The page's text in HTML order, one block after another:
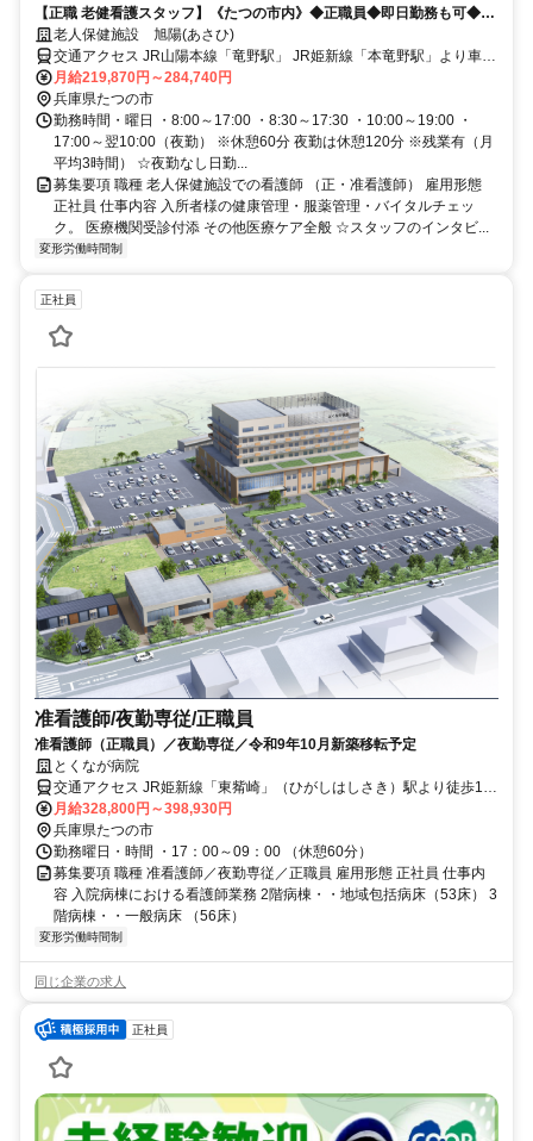
【正職 老健看護スタッフ】《たつの市内》◆正職員◆即日勤務も可◆賞
与4.2ヶ月◆託児所完備
老人保健施設 旭陽(あさひ)
交通アクセス JR山陽本線「竜野駅」 JR姫新線「本竜野駅」より車で
10分
月給219,870円～284,740円
兵庫県たつの市
勤務時間・曜日 ・8:00～17:00 ・8:30～17:30 ・10:00～19:00 ・
17:00～翌10:00（夜勤） ※休憩60分 夜勤は休憩120分 ※残業有（月
平均3時間） ☆夜勤なし日勤...
募集要項 職種 老人保健施設での看護師 （正・准看護師） 雇用形態
正社員 仕事内容 入所者様の健康管理・服薬管理・バイタルチェッ
ク。 医療機関受診付添 その他医療ケア全般 ☆スタッフのインタビ...
変形労働時間制
正社員
准看護師/夜勤専従/正職員
准看護師（正職員）／夜勤専従／令和9年10月新築移転予定
とくなが病院
交通アクセス JR姫新線「東觜崎」（ひがしはしさき）駅より徒歩10
分
月給328,800円～398,930円
兵庫県たつの市
勤務曜日・時間 ・17：00～09：00 （休憩60分）
募集要項 職種 准看護師／夜勤専従／正職員 雇用形態 正社員 仕事内
容 入院病棟における看護師業務 2階病棟・・地域包括病床（53床） 3
階病棟・・一般病床 （56床）
変形労働時間制
同じ企業の求人
正社員